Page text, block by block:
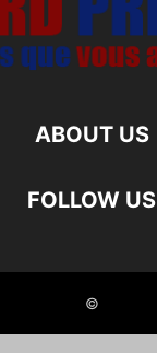
ABOUT US
FOLLOW US
©